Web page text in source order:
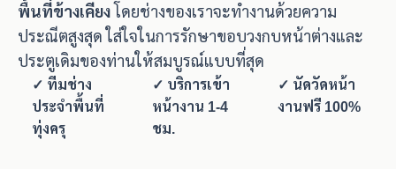
พื้นที่ข้างเคียงโดยช่างของเราจะทำงานด้วยความ
ประณีตสูงสุด ใส่ใจในการรักษาขอบวงกบหน้าต่างและ
ประตูเดิมของท่านให้สมบูรณ์แบบที่สุด
✓ ทีมช่าง
ประจำพื้นที่
ทุ่งครุ
✓ บริการเข้า
หน้างาน 1-4
ชม.
✓ นัดวัดหน้า
งานฟรี 100%